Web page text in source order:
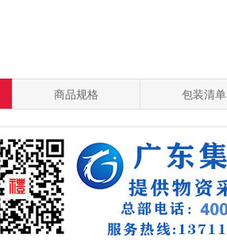
商品规格 包装清单